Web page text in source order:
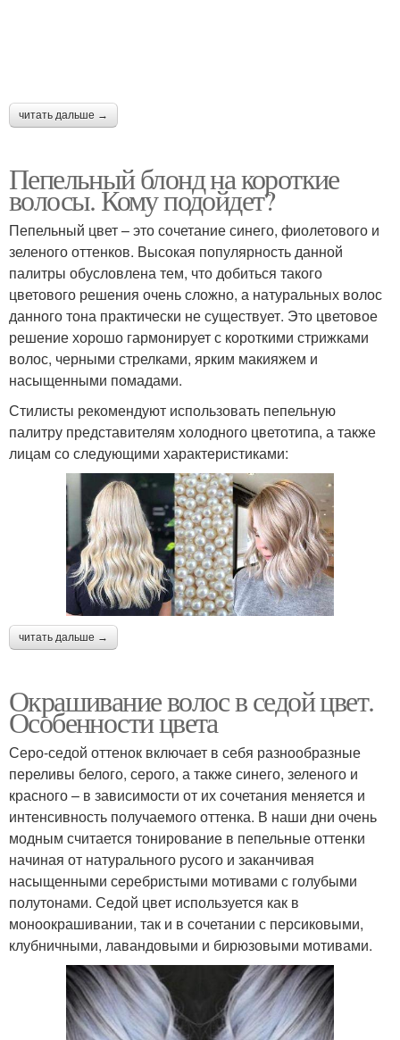
читать дальше →
Пепельный блонд на короткие
волосы. Кому подойдет?
Пепельный цвет – это сочетание синего, фиолетового и
зеленого оттенков. Высокая популярность данной
палитры обусловлена тем, что добиться такого
цветового решения очень сложно, а натуральных волос
данного тона практически не существует. Это цветовое
решение хорошо гармонирует с короткими стрижками
волос, черными стрелками, ярким макияжем и
насыщенными помадами.
Стилисты рекомендуют использовать пепельную
палитру представителям холодного цветотипа, а также
лицам со следующими характеристиками:
читать дальше →
Окрашивание волос в седой цвет.
Особенности цвета
Серо-седой оттенок включает в себя разнообразные
переливы белого, серого, а также синего, зеленого и
красного – в зависимости от их сочетания меняется и
интенсивность получаемого оттенка. В наши дни очень
модным считается тонирование в пепельные оттенки
начиная от натурального русого и заканчивая
насыщенными серебристыми мотивами с голубыми
полутонами. Седой цвет используется как в
моноокрашивании, так и в сочетании с персиковыми,
клубничными, лавандовыми и бирюзовыми мотивами.